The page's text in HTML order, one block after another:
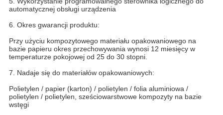
automatycznej obsługi urządzenia
6. Okres gwarancji produktu:
Przy użyciu kompozytowego materiału opakowaniowego na
bazie papieru okres przechowywania wynosi 12 miesięcy w
temperaturze pokojowej od 25 do 30 stopni.
7. Nadaje się do materiałów opakowaniowych:
Polietylen / papier (karton) / polietylen / folia aluminiowa /
polietylen / polietylen, sześciowarstwowe kompozyty na bazie
wstęgi